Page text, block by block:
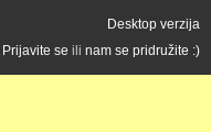
Desktop verzija
Prijavite se ili nam se pridružite :)